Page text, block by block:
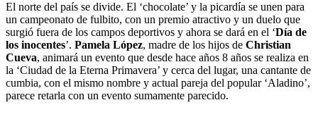
El norte del país se divide. El ‘chocolate’ y la picardía se unen para
un campeonato de fulbito, con un premio atractivo y un duelo que
surgió fuera de los campos deportivos y ahora se dará en el ‘Día de
los inocentes’. Pamela López, madre de los hijos de Christian
Cueva, animará un evento que desde hace años 8 años se realiza en
la ‘Ciudad de la Eterna Primavera’ y cerca del lugar, una cantante de
cumbia, con el mismo nombre y actual pareja del popular ‘Aladino’,
parece retarla con un evento sumamente parecido.